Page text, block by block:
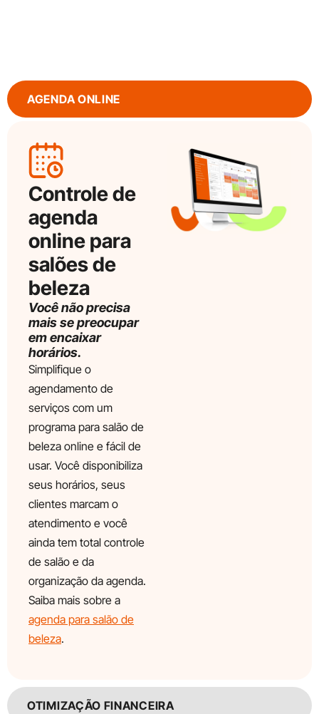
AGENDA ONLINE
OTIMIZAÇÃO FINANCEIRA
Controle de
agenda
online para
salões de
beleza
Você não precisa
mais se preocupar
em encaixar
horários.
Simplifique o
agendamento de
serviços com um
programa para salão de
beleza online e fácil de
usar. Você disponibiliza
seus horários, seus
clientes marcam o
atendimento e você
ainda tem total controle
de salão e da
organização da agenda.
Saiba mais sobre a
agenda para salão de
beleza.